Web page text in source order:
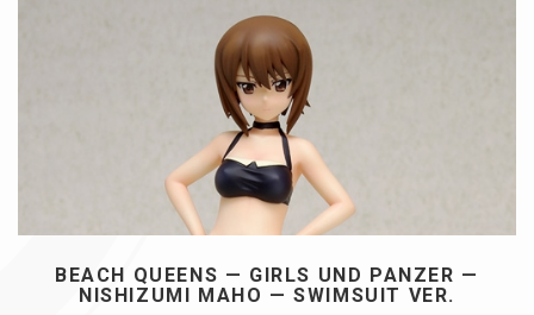
BEACH QUEENS — GIRLS UND PANZER —
NISHIZUMI MAHO — SWIMSUIT VER.